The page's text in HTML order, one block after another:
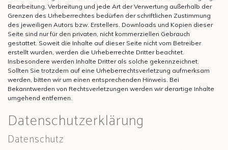
Bearbeitung, Verbreitung und jede Art der Verwertung außerhalb der
Grenzen des Urheberrechtes bedürfen der schriftlichen Zustimmung
des jeweiligen Autors bzw. Erstellers. Downloads und Kopien dieser
Seite sind nur für den privaten, nicht kommerziellen Gebrauch
gestattet. Soweit die Inhalte auf dieser Seite nicht vom Betreiber
erstellt wurden, werden die Urheberrechte Dritter beachtet.
Insbesondere werden Inhalte Dritter als solche gekennzeichnet.
Sollten Sie trotzdem auf eine Urheberrechtsverletzung aufmerksam
werden, bitten wir um einen entsprechenden Hinweis. Bei
Bekanntwerden von Rechtsverletzungen werden wir derartige Inhalte
umgehend entfernen.
Datenschutzerklärung
Datenschutz